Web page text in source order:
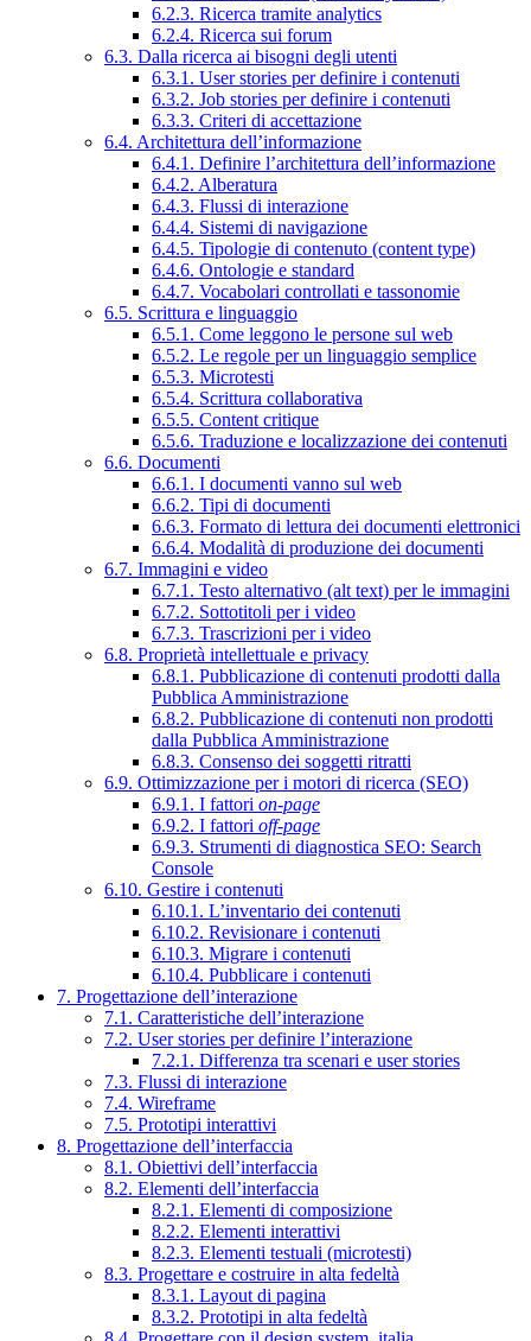
6.2.3. Ricerca tramite analytics
6.2.4. Ricerca sui forum
6.3. Dalla ricerca ai bisogni degli utenti
6.3.1. User stories per definire i contenuti
6.3.2. Job stories per definire i contenuti
6.3.3. Criteri di accettazione
6.4. Architettura dell’informazione
6.4.1. Definire l’architettura dell’informazione
6.4.2. Alberatura
6.4.3. Flussi di interazione
6.4.4. Sistemi di navigazione
6.4.5. Tipologie di contenuto (content type)
6.4.6. Ontologie e standard
6.4.7. Vocabolari controllati e tassonomie
6.5. Scrittura e linguaggio
6.5.1. Come leggono le persone sul web
6.5.2. Le regole per un linguaggio semplice
6.5.3. Microtesti
6.5.4. Scrittura collaborativa
6.5.5. Content critique
6.5.6. Traduzione e localizzazione dei contenuti
6.6. Documenti
6.6.1. I documenti vanno sul web
6.6.2. Tipi di documenti
6.6.3. Formato di lettura dei documenti elettronici
6.6.4. Modalità di produzione dei documenti
6.7. Immagini e video
6.7.1. Testo alternativo (alt text) per le immagini
6.7.2. Sottotitoli per i video
6.7.3. Trascrizioni per i video
6.8. Proprietà intellettuale e privacy
6.8.1. Pubblicazione di contenuti prodotti dalla
Pubblica Amministrazione
6.8.2. Pubblicazione di contenuti non prodotti
dalla Pubblica Amministrazione
6.8.3. Consenso dei soggetti ritratti
6.9. Ottimizzazione per i motori di ricerca (SEO)
6.9.1. I fattori on-page
6.9.2. I fattori off-page
6.9.3. Strumenti di diagnostica SEO: Search
Console
6.10. Gestire i contenuti
6.10.1. L’inventario dei contenuti
6.10.2. Revisionare i contenuti
6.10.3. Migrare i contenuti
6.10.4. Pubblicare i contenuti
7. Progettazione dell’interazione
7.1. Caratteristiche dell’interazione
7.2. User stories per definire l’interazione
7.2.1. Differenza tra scenari e user stories
7.3. Flussi di interazione
7.4. Wireframe
7.5. Prototipi interattivi
8. Progettazione dell’interfaccia
8.1. Obiettivi dell’interfaccia
8.2. Elementi dell’interfaccia
8.2.1. Elementi di composizione
8.2.2. Elementi interattivi
8.2.3. Elementi testuali (microtesti)
8.3. Progettare e costruire in alta fedeltà
8.3.1. Layout di pagina
8.3.2. Prototipi in alta fedeltà